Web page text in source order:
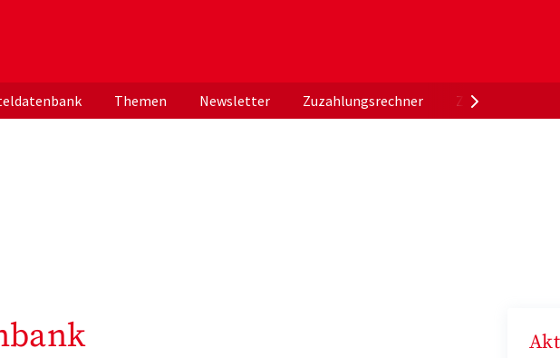
der deutschen ApothekerInnen
Themen Newsletter Zuzahlungsrechner